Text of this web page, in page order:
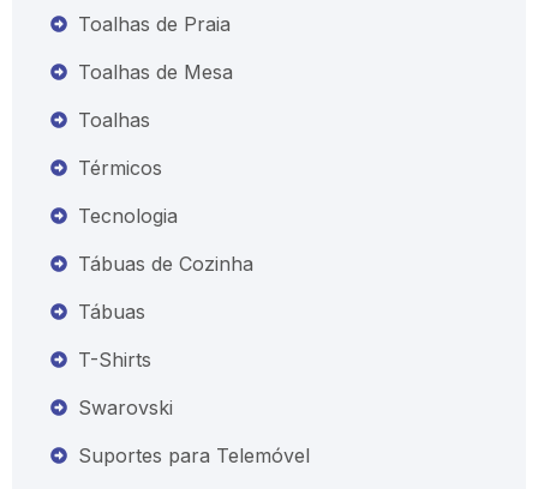
Toalhas de Praia
Toalhas de Mesa
Toalhas
Térmicos
Tecnologia
Tábuas de Cozinha
Tábuas
T-Shirts
Swarovski
Suportes para Telemóvel